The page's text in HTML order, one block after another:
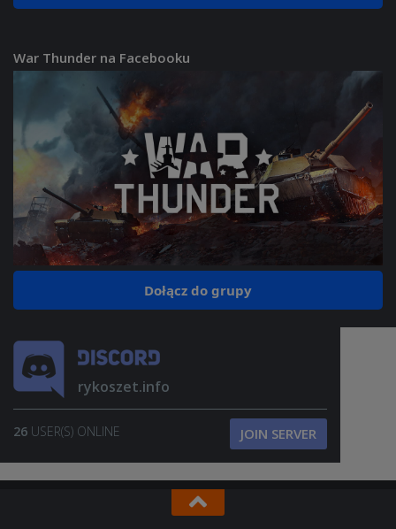
War Thunder na Facebooku
Dołącz do grupy
rykoszet.info
26 USER(S) ONLINE JOIN SERVER